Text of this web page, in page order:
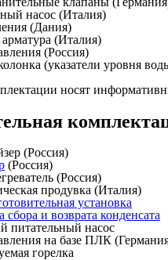
насос (Италия)
(Дания)
(Италия)
(Россия)
(указатели уровня
носят
(Россия)
(Россия)
(Россия)
продувка (Италия)
установка
сбора и возврата конденсата
питательный насос
на базе ПЛК
горелка